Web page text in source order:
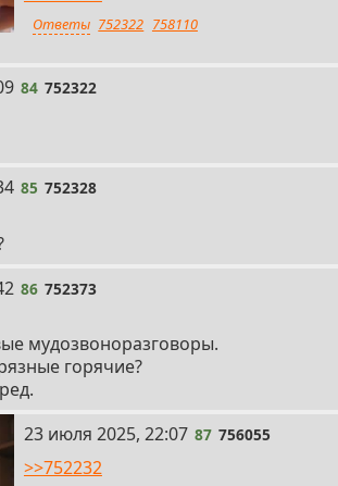
Ответы 752322 758110
84 752322
85 752328
86 752373
мудозвоноразговоры.
горячие?
87
23 июля 2025, 22:07 87 756055
>>752232